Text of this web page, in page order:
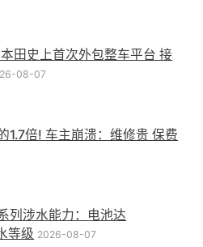
田史上首次外包整车平台 接
08-07
1.7倍! 车主崩溃：维修贵 保费
列涉水能力：电池达
等级 2026-08-07